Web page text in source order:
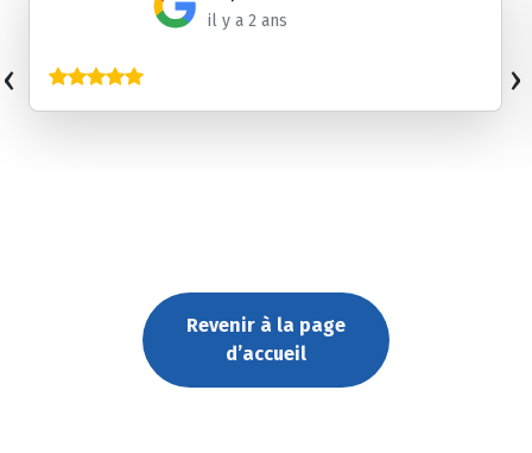
il y a 2 ans
‹ ›
Revenir à la page
d’accueil